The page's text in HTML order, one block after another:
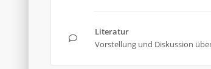
Literatur
Vorstellung und Diskussion